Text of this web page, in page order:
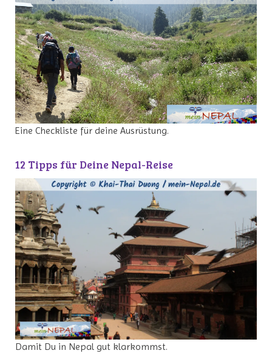
Eine Checkliste für deine Ausrüstung.
12 Tipps für Deine Nepal-Reise
Damit Du in Nepal gut klarkommst.